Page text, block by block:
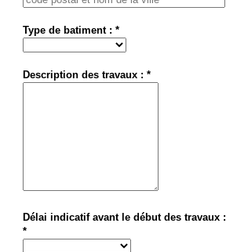
Type de batiment : *
Description des travaux : *
Délai indicatif avant le début des travaux :
*